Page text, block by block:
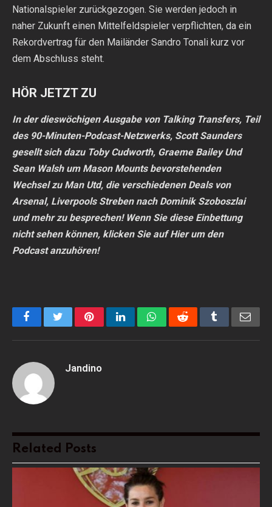
Nationalspieler zurückgezogen. Sie werden jedoch in
naher Zukunft einen Mittelfeldspieler verpflichten, da ein
Rekordvertrag für den Mailänder Sandro Tonali kurz vor
dem Abschluss steht.
HÖR JETZT ZU
In der dieswöchigen Ausgabe von Talking Transfers, Teil
des 90-Minuten-Podcast-Netzwerks, Scott Saunders
gesellt sich dazu Toby Cudworth, Graeme BaileyUnd
Sean Walshum Mason Mounts bevorstehenden
Wechsel zu Man Utd, die verschiedenen Deals von
Arsenal, Liverpools Streben nach Dominik Szoboszlai
und mehr zu besprechen! Wenn Sie diese Einbettung
nicht sehen können, klicken Sie aufHierum den
Podcast anzuhören!
FacebookTwitterPinterestLinkedInWhatsAppReddit Tumblr
Jandino
Related Posts